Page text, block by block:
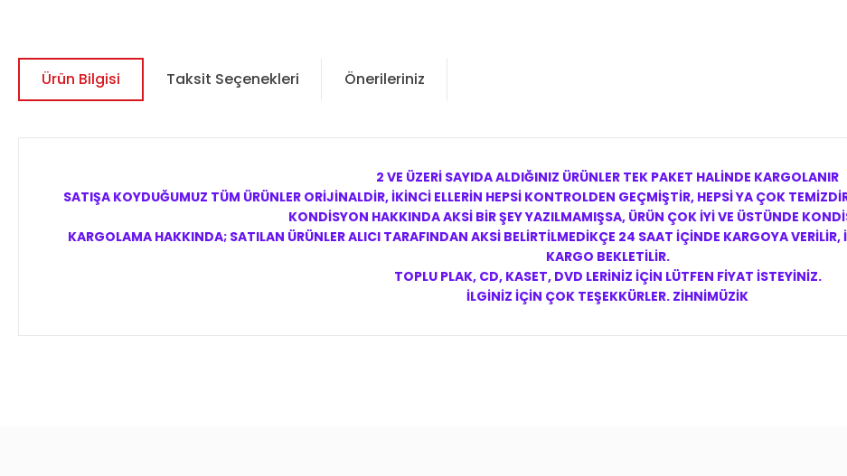
Ürün Bilgisi Taksit Seçenekleri Önerileriniz
2 VE ÜZERİ SAYIDA ALDIĞINIZ ÜRÜNLER TEK PAKET HALİNDE KARGOLANIR
SATIŞA KOYDUĞUMUZ TÜM ÜRÜNLER ORİJİNALDİR, İKİNCİ ELLERİN HEPSİ KONTROLDEN GEÇMİŞTİR, HEPSİ YA ÇOK
KONDİSYON HAKKINDA AKSİ BİR ŞEY YAZILMAMIŞSA, ÜRÜN ÇOK İYİ VE ÜSTÜNDE
KARGOLAMA HAKKINDA; SATILAN ÜRÜNLER ALICI TARAFINDAN AKSİ BELİRTİLMEDİKÇE 24 SAAT İÇİNDE KARGOYA VERİLİR,
KARGO BEKLETİLİR.
TOPLU PLAK, CD, KASET, DVD LERİNİZ İÇİN LÜTFEN FİYAT İSTEYİNİZ.
İLGİNİZ İÇİN ÇOK TEŞEKKÜRLER. ZİHNİMÜZİK